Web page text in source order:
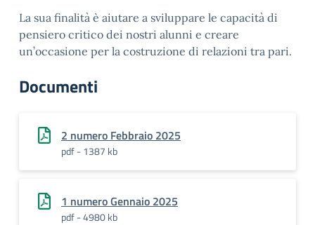
La sua finalità è aiutare a sviluppare le capacità di
pensiero critico dei nostri alunni e creare
un’occasione per la costruzione di relazioni tra pari.
Documenti
2 numero Febbraio 2025
pdf - 1387 kb
1 numero Gennaio 2025
pdf - 4980 kb